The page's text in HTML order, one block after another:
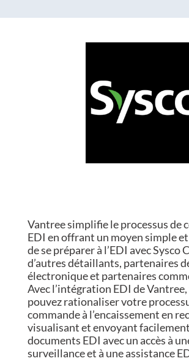
Vantree simplifie le processus de
EDI en offrant un moyen simple
de se préparer à l’EDI avec Sysco
d’autres détaillants, partenaires
électronique et partenaires
Avec l’intégration EDI de Vantree,
pouvez rationaliser votre
commande à l’encaissement en
visualisant et envoyant
documents EDI avec un accès à
surveillance et à une assistance